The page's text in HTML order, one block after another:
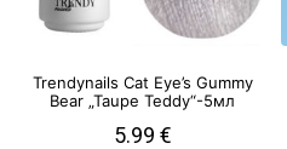
Trendynails Cat Eye’s Gummy
Bear „Taupe Teddy“-5мл
5.99 €